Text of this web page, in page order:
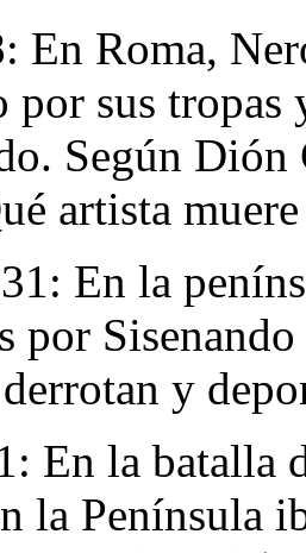
En Roma,
por sus
Según Dión
artista
En la
por
y
En la batalla
la Península